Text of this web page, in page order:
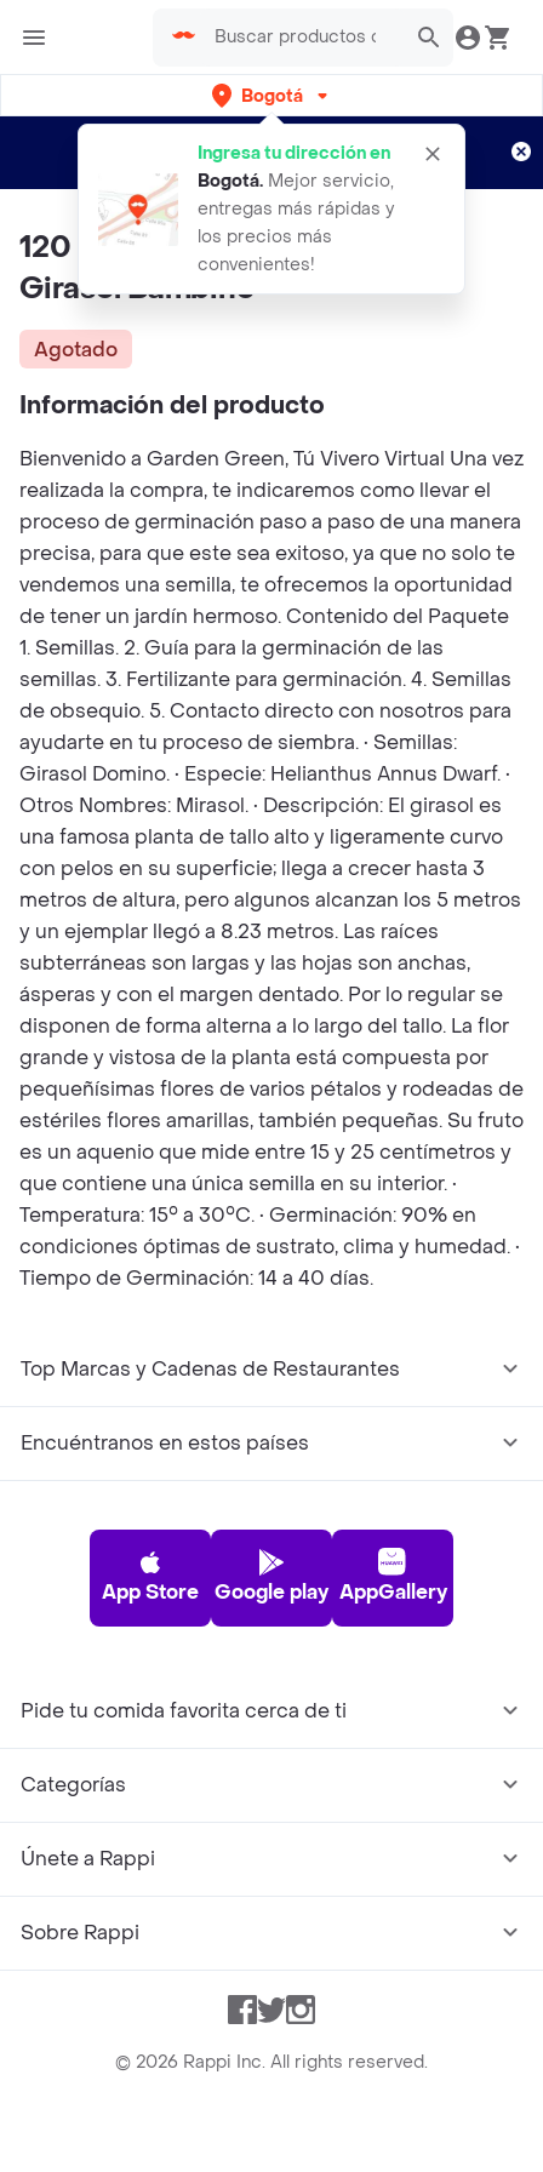
Bogotá
Ingresa tu dirección en
Bogotá. Mejor servicio,
entregas más rápidas y
los precios más
convenientes!
envíos gratis por semanas
Aplican TyC
120 Semillas Orgánicas De Flor
Girasol Bambino
Agotado
Información del producto
Bienvenido a Garden Green, Tú Vivero Virtual Una vez
realizada la compra, te indicaremos como llevar el
proceso de germinación paso a paso de una manera
precisa, para que este sea exitoso, ya que no solo te
vendemos una semilla, te ofrecemos la oportunidad
de tener un jardín hermoso. Contenido del Paquete
1. Semillas. 2. Guía para la germinación de las
semillas. 3. Fertilizante para germinación. 4. Semillas
de obsequio. 5. Contacto directo con nosotros para
ayudarte en tu proceso de siembra. • Semillas:
Girasol Domino. • Especie: Helianthus Annus Dwarf. •
Otros Nombres: Mirasol. • Descripción: El girasol es
una famosa planta de tallo alto y ligeramente curvo
con pelos en su superficie; llega a crecer hasta 3
metros de altura, pero algunos alcanzan los 5 metros
y un ejemplar llegó a 8.23 metros. Las raíces
subterráneas son largas y las hojas son anchas,
ásperas y con el margen dentado. Por lo regular se
disponen de forma alterna a lo largo del tallo. La flor
grande y vistosa de la planta está compuesta por
pequeñísimas flores de varios pétalos y rodeadas de
estériles flores amarillas, también pequeñas. Su fruto
es un aquenio que mide entre 15 y 25 centímetros y
que contiene una única semilla en su interior. •
Temperatura: 15° a 30°C. • Germinación: 90% en
condiciones óptimas de sustrato, clima y humedad. •
Tiempo de Germinación: 14 a 40 días.
Top Marcas y Cadenas de Restaurantes
Encuéntranos en estos países
App Store Google play AppGallery
Pide tu comida favorita cerca de ti
Categorías
Únete a Rappi
Sobre Rappi
Facebook
TwitterInstagram
© 2026 Rappi Inc. All rights reserved.